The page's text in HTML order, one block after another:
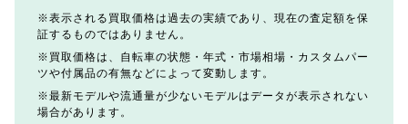
表示される買取価格は過去の実績であり、現在の査定額を保
証するものではありません。
買取価格は、自転車の状態・年式・市場相場・カスタムパー
ツや付属品の有無などによって変動します。
最新モデルや流通量が少ないモデルはデータが表示されない
場合があります。